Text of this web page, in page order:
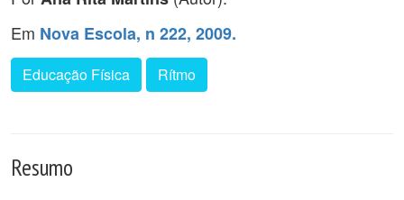
Em Nova Escola, n 222, 2009.
Educação Física Rítmo
Resumo